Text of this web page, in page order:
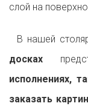
слой на
В нашей
досках
исполнениях,
заказать